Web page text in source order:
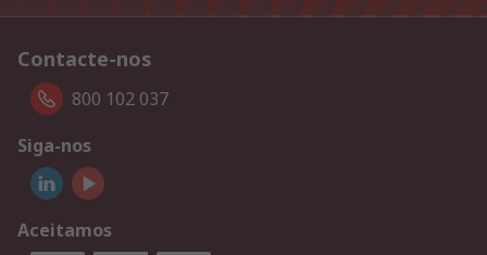
Contacte-nos
800 102 037
Siga-nos
Aceitamos